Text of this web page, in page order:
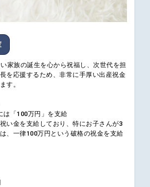
家族の誕生を心から祝福し、次世代を担
を応援するため、非常に手厚い出産祝金
す。
は「100万円」を支給
い金を支給しており、特にお子さんが3
、一律100万円という破格の祝金を支給